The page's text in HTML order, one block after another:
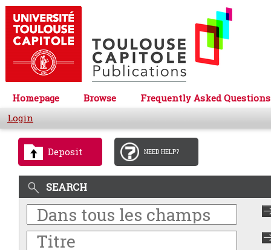
Homepage Browse
Frequently Asked Questions
Login
Deposit NEED HELP?
SEARCH